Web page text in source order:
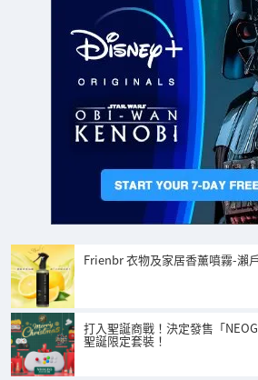
Frienbr 衣物及家居香薰噴霧-瀨
打入聖誕商戰！決定發售「
聖誕限定套裝！